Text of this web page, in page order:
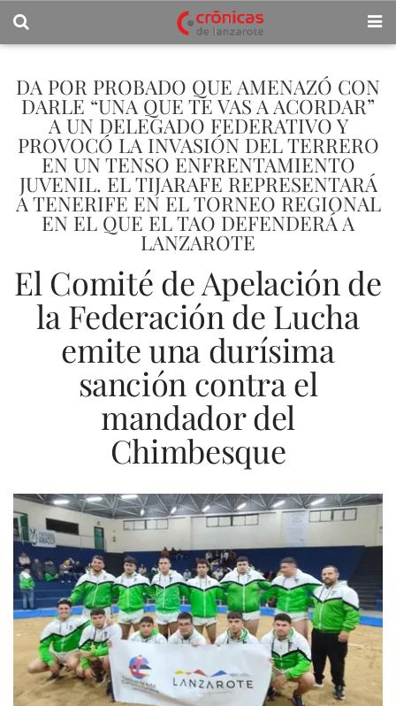
DA POR PROBADO QUE AMENAZÓ CON
DARLE “UNA QUE TE VAS A ACORDAR”
A UN DELEGADO FEDERATIVO Y
PROVOCÓ LA INVASIÓN DEL TERRERO
EN UN TENSO ENFRENTAMIENTO
JUVENIL. EL TIJARAFE REPRESENTARÁ
A TENERIFE EN EL TORNEO REGIONAL
EN EL QUE EL TAO DEFENDERÁ A
LANZAROTE
El Comité de Apelación de
la Federación de Lucha
emite una durísima
sanción contra el
mandador del
Chimbesque